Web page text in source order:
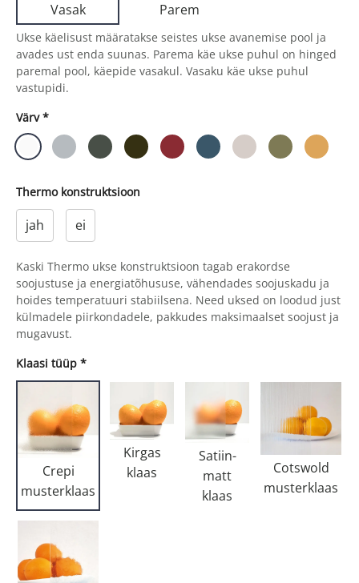
Vasak Parem
Ukse käelisust määratakse seistes ukse avanemise pool ja
avades ust enda suunas. Parema käe ukse puhul on hinged
paremal pool, käepide vasakul. Vasaku käe ukse puhul
vastupidi.
Värv *
Thermo konstruktsioon
jah ei
Kaski Thermo ukse konstruktsioon tagab erakordse
soojustuse ja energiatõhususe, vähendades soojuskadu ja
hoides temperatuuri stabiilsena. Need uksed on loodud just
külmadele piirkondadele, pakkudes maksimaalset soojust ja
mugavust.
Klaasi tüüp *
Crepi
musterklaas
Kirgas
klaas
Satiin-
matt
klaas
Cotswold
musterklaas